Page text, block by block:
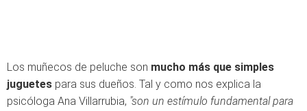
Los muñecos de peluche son mucho más que simples
juguetes para sus dueños. Tal y como nos explica la
psicóloga Ana Villarrubia, "son un estímulo fundamental para